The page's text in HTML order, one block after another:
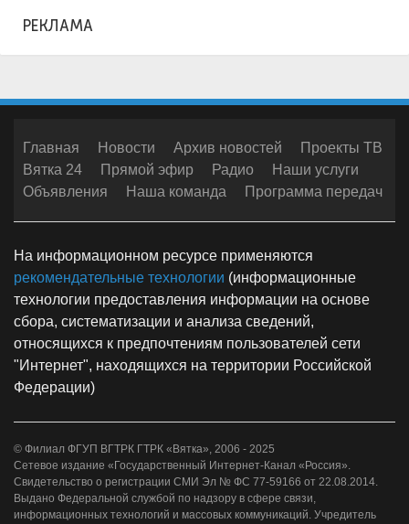
РЕКЛАМА
Главная Новости Архив новостей
Проекты ТВ
Вятка 24
Прямой эфир Радио
Наши услуги
Объявления
Наша команда Программа передач
На информационном ресурсе применяются
рекомендательные технологии (информационные
технологии предоставления информации на основе
сбора, систематизации и анализа сведений,
относящихся к предпочтениям пользователей сети
"Интернет", находящихся на территории Российской
Федерации)
© Филиал ФГУП ВГТРК ГТРК «Вятка», 2006 - 2025
Сетевое издание «Государственный Интернет-Канал «Россия».
Свидетельство о регистрации СМИ Эл № ФС 77-59166 от 22.08.2014.
Выдано Федеральной службой по надзору в сфере связи,
информационных технологий и массовых коммуникаций. Учредитель